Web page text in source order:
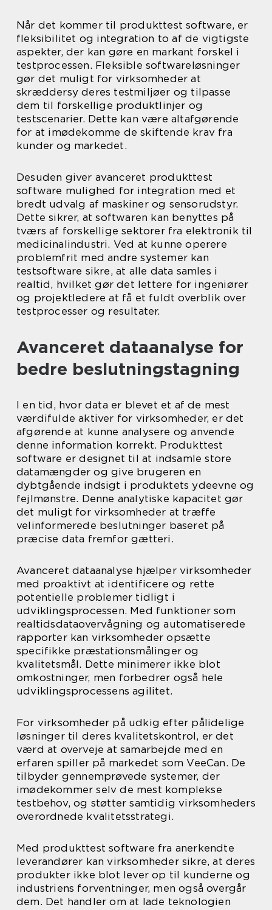
Når det kommer til produkttest software, er
fleksibilitet og integration to af de vigtigste
aspekter, der kan gøre en markant forskel i
testprocessen. Fleksible softwareløsninger
gør det muligt for virksomheder at
skræddersy deres testmiljøer og tilpasse
dem til forskellige produktlinjer og
testscenarier. Dette kan være altafgørende
for at imødekomme de skiftende krav fra
kunder og markedet.
Desuden giver avanceret produkttest
software mulighed for integration med et
bredt udvalg af maskiner og sensorudstyr.
Dette sikrer, at softwaren kan benyttes på
tværs af forskellige sektorer fra elektronik til
medicinalindustri. Ved at kunne operere
problemfrit med andre systemer kan
testsoftware sikre, at alle data samles i
realtid, hvilket gør det lettere for ingeniører
og projektledere at få et fuldt overblik over
testprocesser og resultater.
Avanceret dataanalyse for
bedre beslutningstagning
I en tid, hvor data er blevet et af de mest
værdifulde aktiver for virksomheder, er det
afgørende at kunne analysere og anvende
denne information korrekt. Produkttest
software er designet til at indsamle store
datamængder og give brugeren en
dybtgående indsigt i produktets ydeevne og
fejlmønstre. Denne analytiske kapacitet gør
det muligt for virksomheder at træffe
velinformerede beslutninger baseret på
præcise data fremfor gætteri.
Avanceret dataanalyse hjælper virksomheder
med proaktivt at identificere og rette
potentielle problemer tidligt i
udviklingsprocessen. Med funktioner som
realtidsdataovervågning og automatiserede
rapporter kan virksomheder opsætte
specifikke præstationsmålinger og
kvalitetsmål. Dette minimerer ikke blot
omkostninger, men forbedrer også hele
udviklingsprocessens agilitet.
For virksomheder på udkig efter pålidelige
løsninger til deres kvalitetskontrol, er det
værd at overveje at samarbejde med en
erfaren spiller på markedet som VeeCan. De
tilbyder gennemprøvede systemer, der
imødekommer selv de mest komplekse
testbehov, og støtter samtidig virksomheders
overordnede kvalitetsstrategi.
Med produkttest software fra anerkendte
leverandører kan virksomheder sikre, at deres
produkter ikke blot lever op til kunderne og
industriens forventninger, men også overgår
dem. Det handler om at lade teknologien